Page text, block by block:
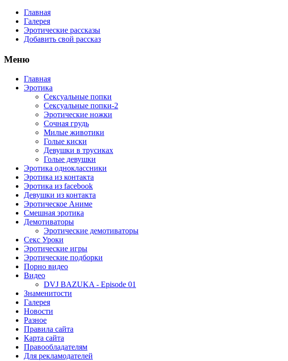
Главная
Галерея
Эротические рассказы
Добавить свой рассказ
Меню
Главная
Эротика
Сексуальные попки
Сексуальные попки-2
Эротические ножки
Сочная грудь
Милые животики
Голые киски
Девушки в трусиках
Голые девушки
Эротика одноклассники
Эротика из контакта
Эротика из facebook
Девушки из контакта
Эротическое Аниме
Смешная эротика
Демотиваторы
Эротические демотиваторы
Секс Уроки
Эротические игры
Эротические подборки
Порно видео
Видео
DVJ BAZUKA - Episode 01
Знаменитости
Галерея
Новости
Разное
Правила сайта
Карта сайта
Правообладателям
Для рекламодателей